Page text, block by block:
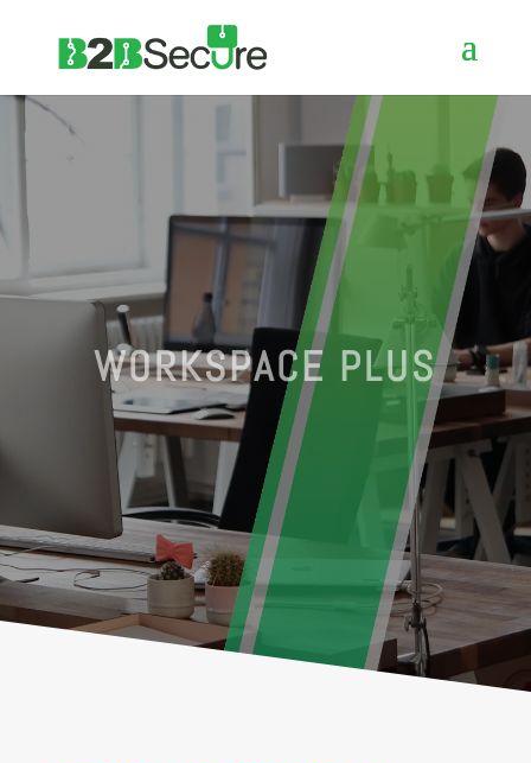
WORKSPACE PLUS